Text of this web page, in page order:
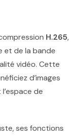
H.265,
et de la bande
vidéo. Cette
d’images
de
ses fonctions